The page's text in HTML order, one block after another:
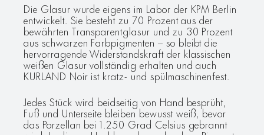
Die Glasur wurde eigens im Labor der KPM Berlin
entwickelt. Sie besteht zu 70 Prozent aus der
bewährten Transparentglasur und zu 30 Prozent
aus schwarzen Farbpigmenten – so bleibt die
hervorragende Widerstandskraft der klassischen
weißen Glasur vollständig erhalten und auch
KURLAND Noir ist kratz- und spülmaschinenfest.
Jedes Stück wird beidseitig von Hand besprüht,
Fuß und Unterseite bleiben bewusst weiß, bevor
das Porzellan bei 1.250 Grad Celsius gebrannt